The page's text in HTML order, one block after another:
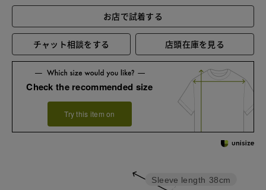
お店で試着する
チャット相談をする 店頭在庫を見る
Check the recommended size
Try this item on
Sleeve length 38cm